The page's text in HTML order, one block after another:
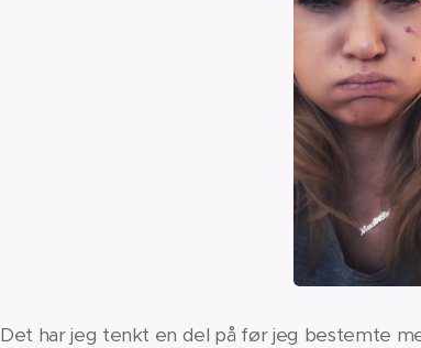
Det har jeg tenkt en del på før jeg bestemte